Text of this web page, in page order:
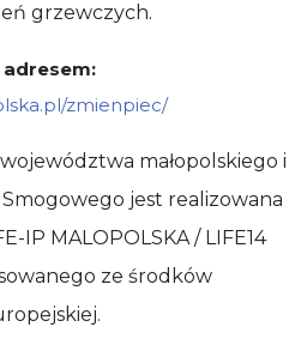
grzewczych.
zmienpiec/
małopolskiego i
jest realizowana
IP MALOPOLSKA / LIFE14
ze środków